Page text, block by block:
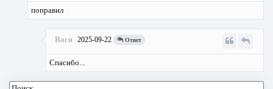
поправил
Вася 2025-09-22 Ответ
Спасибо...